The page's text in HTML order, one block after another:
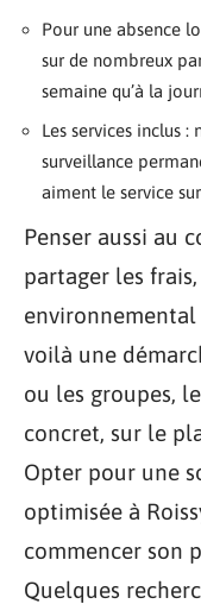
Pour une absence
sur de nombreux
semaine qu’à la
Les services inclus :
surveillance
aiment le service
Penser aussi au
partager les
voilà une
ou les groupes,
concret, sur le
Opter pour une
optimisée à
commencer son
Quelques